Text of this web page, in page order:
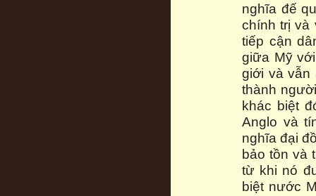
nghĩa đế
chính trị và
tiếp cận
giữa Mỹ
giới và vẫn
thành
khác biệt
Anglo và
nghĩa đại
bảo tồn và
từ khi nó
biệt nước